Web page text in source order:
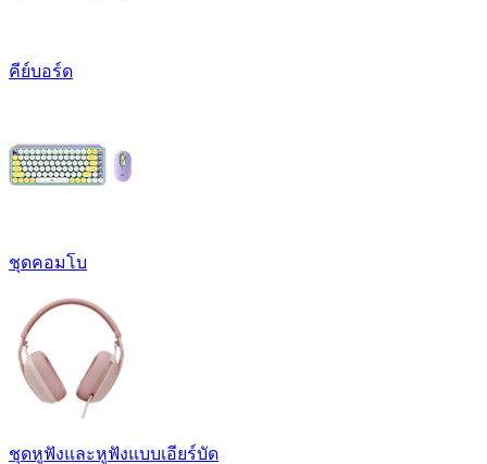
คีย์บอร์ด
ชุดคอมโบ
ชุดหูฟังและหูฟังแบบเอียร์บัด